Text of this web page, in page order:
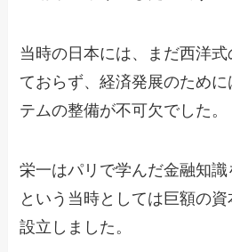
当時の日本には、まだ西洋
ておらず、経済発展のため
テムの整備が不可欠でした。
栄一はパリで学んだ金融知
という当時としては巨額の
設立しました。